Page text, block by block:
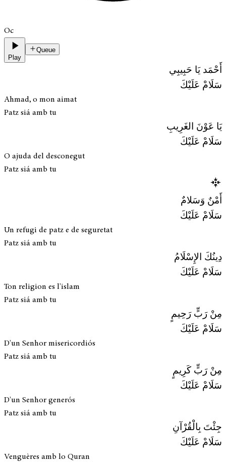
Oc
Play
Queue
أَحْمَد يَا حَبِيبِي
سَلَامْ عَلَيْكَ
Ahmad, o mon aimat
Patz siá amb tu
يَا عَوْنَ الغَرِيبِ
سَلَامْ عَلَيْكَ
O ajuda del desconegut
Patz siá amb tu
أَمْنٌ وَسَلامٌ
سَلَامْ عَلَيْكَ
Un refugi de patz e de seguretat
Patz siá amb tu
دِينُكَ الإِسْلَامُ
سَلَامْ عَلَيْكَ
Ton religion es l'islam
Patz siá amb tu
مِنْ رَبٍّ رَحِيمٍ
سَلَامْ عَلَيْكَ
D'un Senhor misericordiós
Patz siá amb tu
مِنْ رَبٍّ كَرِيمٍ
سَلَامْ عَلَيْكَ
D'un Senhor generós
Patz siá amb tu
جِئْتَ بِالْقُرْآنِ
سَلَامْ عَلَيْكَ
Venguères amb lo Quran